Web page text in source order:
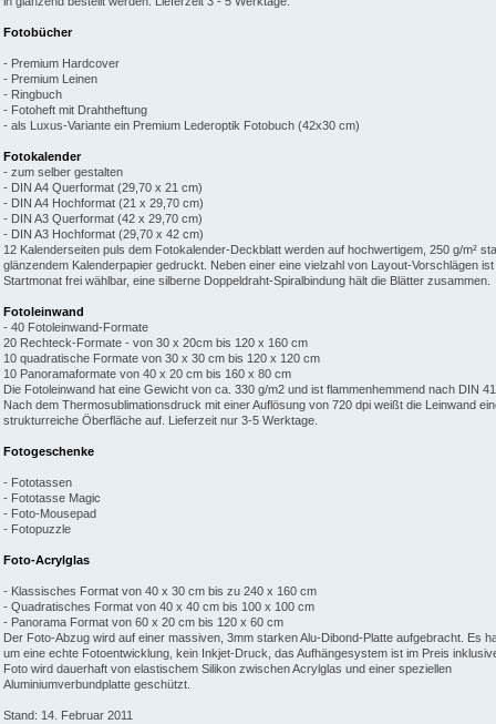
Fotobücher
- Premium Hardcover
- Premium Leinen
- Ringbuch
- Fotoheft mit Drahtheftung
- als Luxus-Variante ein Premium Lederoptik Fotobuch (42x30 cm)
Fotokalender
- zum selber gestalten
- DIN A4 Querformat (29,70 x 21 cm)
- DIN A4 Hochformat (21 x 29,70 cm)
- DIN A3 Querformat (42 x 29,70 cm)
- DIN A3 Hochformat (29,70 x 42 cm)
12 Kalenderseiten puls dem Fotokalender-Deckblatt werden auf hochwertigem, 250 g/m²
glänzendem Kalenderpapier gedruckt. Neben einer eine vielzahl von Layout-Vorschlägen
Startmonat frei wählbar, eine silberne Doppeldraht-Spiralbindung hält die Blätter zusammen.
Fotoleinwand
- 40 Fotoleinwand-Formate
20 Rechteck-Formate - von 30 x 20cm bis 120 x 160 cm
10 quadratische Formate von 30 x 30 cm bis 120 x 120 cm
10 Panoramaformate von 40 x 20 cm bis 160 x 80 cm
Die Fotoleinwand hat eine Gewicht von ca. 330 g/m2 und ist flammenhemmend nach DIN
Nach dem Thermosublimationsdruck mit einer Auflösung von 720 dpi weißt die Leinwand
strukturreiche Öberfläche auf. Lieferzeit nur 3-5 Werktage.
Fotogeschenke
- Fototassen
- Fototasse Magic
- Foto-Mousepad
- Fotopuzzle
Foto-Acrylglas
- Klassisches Format von 40 x 30 cm bis zu 240 x 160 cm
- Quadratisches Format von 40 x 40 cm bis 100 x 100 cm
- Panorama Format von 60 x 20 cm bis 120 x 60 cm
Der Foto-Abzug wird auf einer massiven, 3mm starken Alu-Dibond-Platte aufgebracht. Es
um eine echte Fotoentwicklung, kein Inkjet-Druck, das Aufhängesystem ist im Preis
Foto wird dauerhaft von elastischem Silikon zwischen Acrylglas und einer speziellen
Aluminiumverbundplatte geschützt.
Stand: 14. Februar 2011